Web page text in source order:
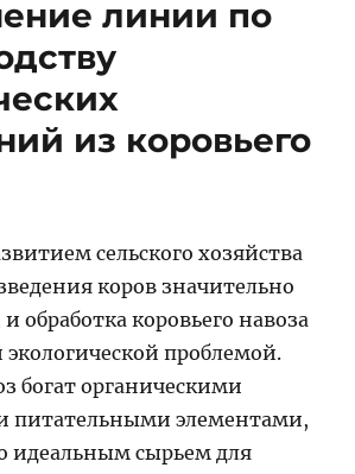
линии по
из коровьего
сельского хозяйства
коров значительно
обработка коровьего навоза
проблемой.
богат органическими
питательными элементами,
идеальным сырьем для